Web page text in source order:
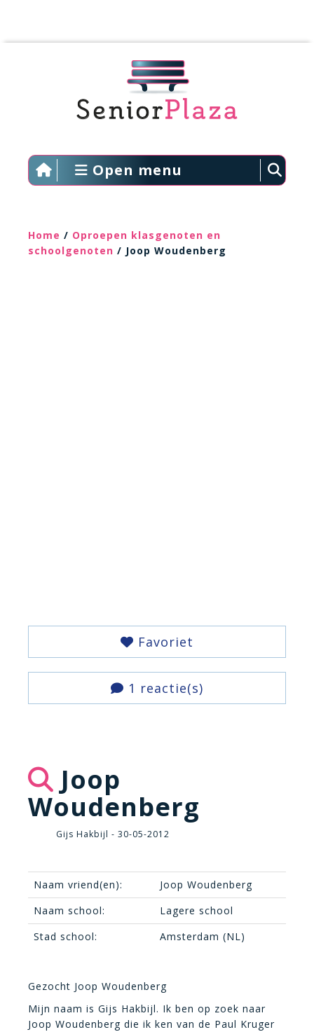
Open menu
Home / Oproepen klasgenoten en
schoolgenoten / Joop Woudenberg
Favoriet
1 reactie(s)
Joop
Woudenberg
Gijs Hakbijl - 30-05-2012
Naam vriend(en):
Joop Woudenberg
Naam school:
Lagere school
Stad school:
Amsterdam (NL)
Gezocht Joop Woudenberg
Mijn naam is Gijs Hakbijl. Ik ben op zoek naar
Joop Woudenberg die ik ken van de Paul Kruger